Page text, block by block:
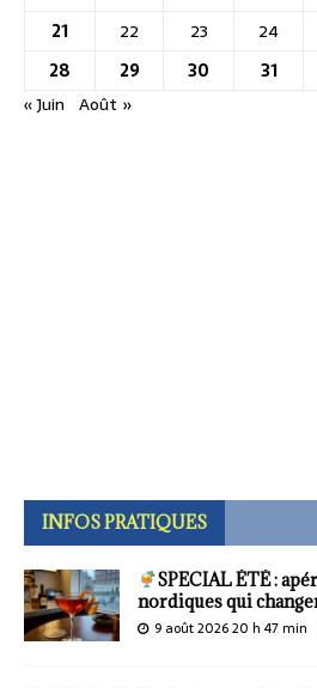
21
22 23 24
28
29 30
31
« Juin Août »
INFOS PRATIQUES
SPECIAL ÉTÉ :
nordiques qui
9 août 2026 20 h 47 min